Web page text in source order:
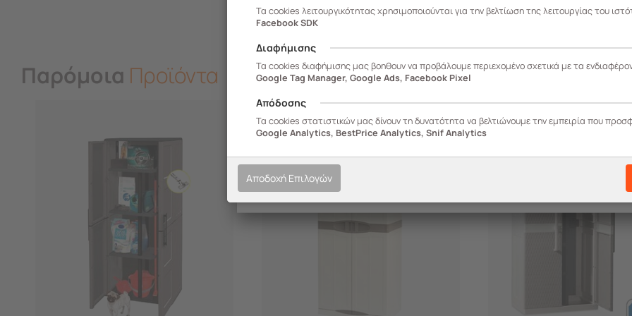
Παρόμοια Προϊόντα
-10%
Τα cookies λειτουργικότητας χρησιμοποιούνται για την βελτίωση της λειτουργίας του
Facebook SDK
Διαφήμισης
Τα cookies διαφήμισης μας βοηθουν να προβάλουμε περιεχομένο σχετικά με τα
Google Tag Manager, Google Ads, Facebook Pixel
Απόδοσης
Τα cookies στατιστικών μας δίνουν τη δυνατότητα να βελτιώνουμε την εμπειρία που
Google Analytics, BestPrice Analytics, Snif Analytics
Αποδοχή Επιλογών